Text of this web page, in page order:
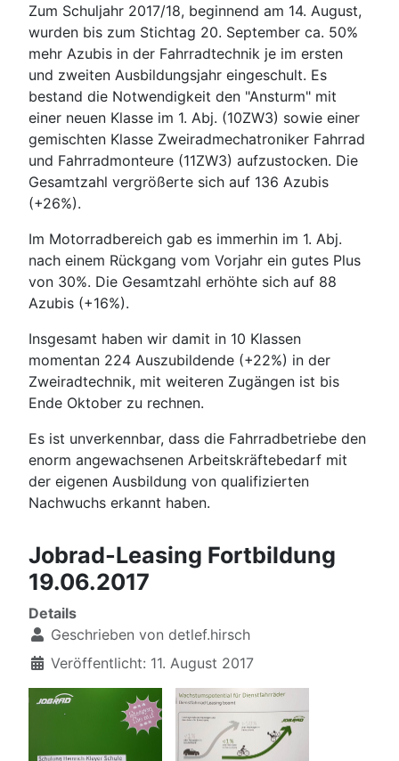
Zum Schuljahr 2017/18, beginnend am 14. August,
wurden bis zum Stichtag 20. September ca. 50%
mehr Azubis in der Fahrradtechnik je im ersten
und zweiten Ausbildungsjahr eingeschult. Es
bestand die Notwendigkeit den "Ansturm" mit
einer neuen Klasse im 1. Abj. (10ZW3) sowie einer
gemischten Klasse Zweiradmechatroniker Fahrrad
und Fahrradmonteure (11ZW3) aufzustocken. Die
Gesamtzahl vergrößerte sich auf 136 Azubis
(+26%).
Im Motorradbereich gab es immerhin im 1. Abj.
nach einem Rückgang vom Vorjahr ein gutes Plus
von 30%. Die Gesamtzahl erhöhte sich auf 88
Azubis (+16%).
Insgesamt haben wir damit in 10 Klassen
momentan 224 Auszubildende (+22%) in der
Zweiradtechnik, mit weiteren Zugängen ist bis
Ende Oktober zu rechnen.
Es ist unverkennbar, dass die Fahrradbetriebe den
enorm angewachsenen Arbeitskräftebedarf mit
der eigenen Ausbildung von qualifizierten
Nachwuchs erkannt haben.
Jobrad-Leasing Fortbildung
19.06.2017
Details
Geschrieben von detlef.hirsch
Veröffentlicht: 11. August 2017